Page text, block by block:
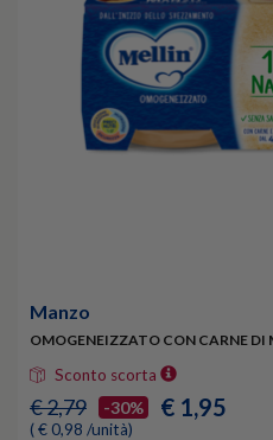
Manzo
OMOGENEIZZATO CON CARNE DI
Sconto scorta
€ 2,79 -30% € 1,95
( € 0,98 /unità)